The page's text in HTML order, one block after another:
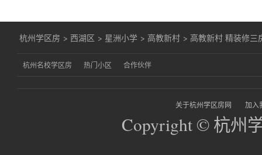
杭州学区房 > 西湖区 > 星洲小学 > 高教新村 > 高教新村 精装修三
杭州名校学区房 热门小区 合作伙伴
关于杭州学区房网 加入
Copyright © 杭州